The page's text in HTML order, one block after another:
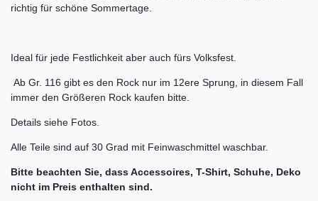
richtig für schöne Sommertage.
Ideal für jede Festlichkeit aber auch fürs Volksfest.
Ab Gr. 116 gibt es den Rock nur im 12ere Sprung, in diesem Fall
immer den Größeren Rock kaufen bitte.
Details siehe Fotos.
Alle Teile sind auf 30 Grad mit Feinwaschmittel waschbar.
Bitte beachten Sie, dass Accessoires, T-Shirt, Schuhe, Deko
nicht im Preis enthalten sind.